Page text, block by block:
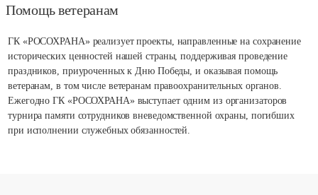
Помощь ветеранам
ГК «РОСОХРАНА» реализует проекты, направленные на сохранение
исторических ценностей нашей страны, поддерживая проведение
праздников, приуроченных к Дню Победы, и оказывая помощь
ветеранам, в том числе ветеранам правоохранительных органов.
Ежегодно ГК «РОСОХРАНА» выступает одним из организаторов
турнира памяти сотрудников вневедомственной охраны, погибших
при исполнении служебных обязанностей.